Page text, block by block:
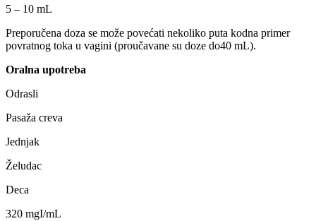
5 – 10 mL
Preporučena doza se može povećati nekoliko puta kodna primer
povratnog toka u vagini (proučavane su doze do40 mL).
Oralna upotreba
Odrasli
Pasaža creva
Jednjak
Želudac
Deca
320 mgI/mL